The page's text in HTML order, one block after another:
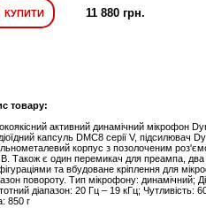
КУПИТИ 11 880 грн.
товару:
активний динамічний мікрофон
капсуль DMC8 серії V, підсилювач
корпус з позолоченим
Також є один перемикач для преампа, два
та вбудоване кріплення для
повороту. Тип мікрофону: динамічний;
діапазон: 20 Гц – 19 кГц;
850 г